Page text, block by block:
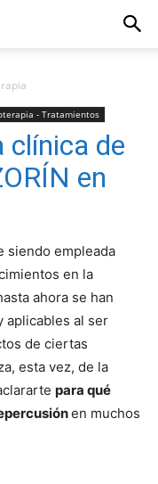
- Tratamientos
clínica de
en
siendo empleada
en la
ahora se han
aplicables al ser
de ciertas
esta vez, de la
para qué
en muchos